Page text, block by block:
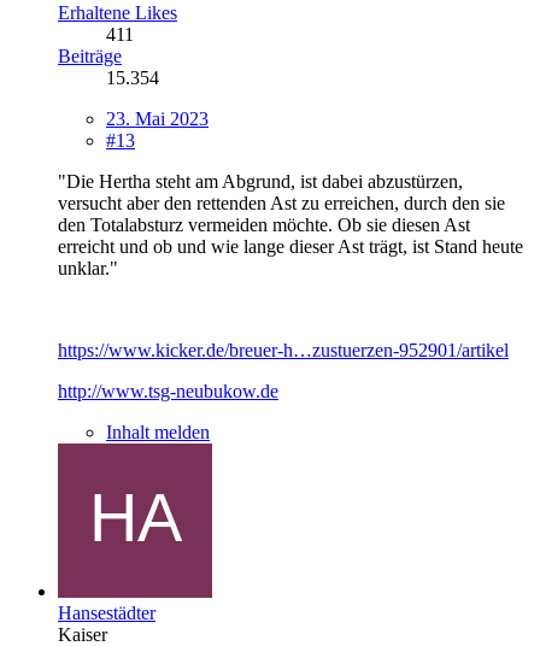
Erhaltene Likes
411
Beiträge
15.354
23. Mai 2023
#13
"Die Hertha steht am Abgrund, ist dabei abzustürzen,
versucht aber den rettenden Ast zu erreichen, durch den sie
den Totalabsturz vermeiden möchte. Ob sie diesen Ast
erreicht und ob und wie lange dieser Ast trägt, ist Stand heute
unklar."
https://www.kicker.de/breuer-h…zustuerzen-952901/artikel
http://www.tsg-neubukow.de
Inhalt melden
Hansestädter
Kaiser